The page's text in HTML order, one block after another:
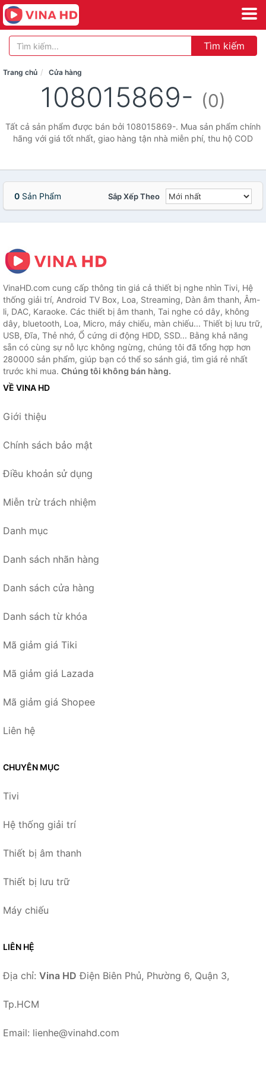
Tìm kiếm
Trang chủ Cửa hàng
108015869- (0)
Tất cả sản phẩm được bán bởi 108015869-. Mua sản phẩm chính
hãng với giá tốt nhất, giao hàng tận nhà miễn phí, thu hộ COD
0 Sản Phẩm Sắp Xếp Theo
VinaHD.com cung cấp thông tin giá cả thiết bị nghe nhìn Tivi, Hệ
thống giải trí, Android TV Box, Loa, Streaming, Dàn âm thanh, Âm-
li, DAC, Karaoke. Các thiết bị âm thanh, Tai nghe có dây, không
dây, bluetooth, Loa, Micro, máy chiếu, màn chiếu... Thiết bị lưu trữ,
USB, Đĩa, Thẻ nhớ, Ổ cứng di động HDD, SSD... Bằng khả năng
sẵn có cùng sự nỗ lực không ngừng, chúng tôi đã tổng hợp hơn
280000 sản phẩm, giúp bạn có thể so sánh giá, tìm giá rẻ nhất
trước khi mua. Chúng tôi không bán hàng.
VỀ VINA HD
Giới thiệu
Chính sách bảo mật
Điều khoản sử dụng
Miễn trừ trách nhiệm
Danh mục
Danh sách nhãn hàng
Danh sách cửa hàng
Danh sách từ khóa
Mã giảm giá Tiki
Mã giảm giá Lazada
Mã giảm giá Shopee
Liên hệ
CHUYÊN MỤC
Tivi
Hệ thống giải trí
Thiết bị âm thanh
Thiết bị lưu trữ
Máy chiếu
LIÊN HỆ
Địa chỉ: Vina HD Điện Biên Phủ, Phường 6, Quận 3,
Tp.HCM
Email: lienhe@vinahd.com